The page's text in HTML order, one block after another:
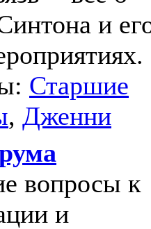
и
Старшие
, Дженни
вопросы к
и